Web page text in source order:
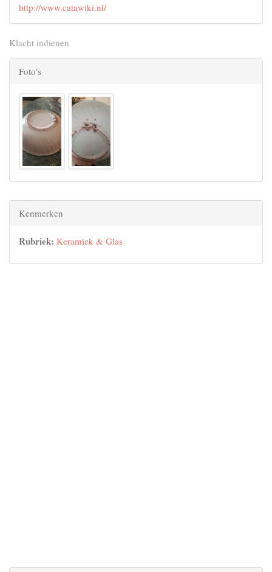
http://www.catawiki.nl/
Klacht indienen
Foto's
Kenmerken
Rubriek: Keramiek & Glas